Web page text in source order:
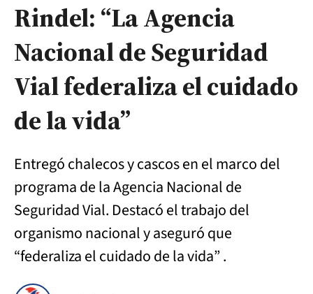
Rindel: “La Agencia
Nacional de Seguridad
Vial federaliza el cuidado
de la vida”
Entregó chalecos y cascos en el marco del
programa de la Agencia Nacional de
Seguridad Vial. Destacó el trabajo del
organismo nacional y aseguró que
“federaliza el cuidado de la vida” .